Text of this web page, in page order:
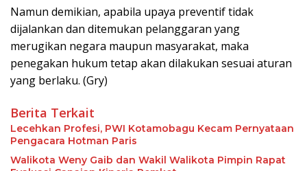
Namun demikian, apabila upaya preventif tidak
dijalankan dan ditemukan pelanggaran yang
merugikan negara maupun masyarakat, maka
penegakan hukum tetap akan dilakukan sesuai aturan
yang berlaku. (Gry)
Berita Terkait
Lecehkan Profesi, PWI Kotamobagu Kecam Pernyataan
Pengacara Hotman Paris
Walikota Weny Gaib dan Wakil Walikota Pimpin Rapat